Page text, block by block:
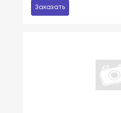
Заказать